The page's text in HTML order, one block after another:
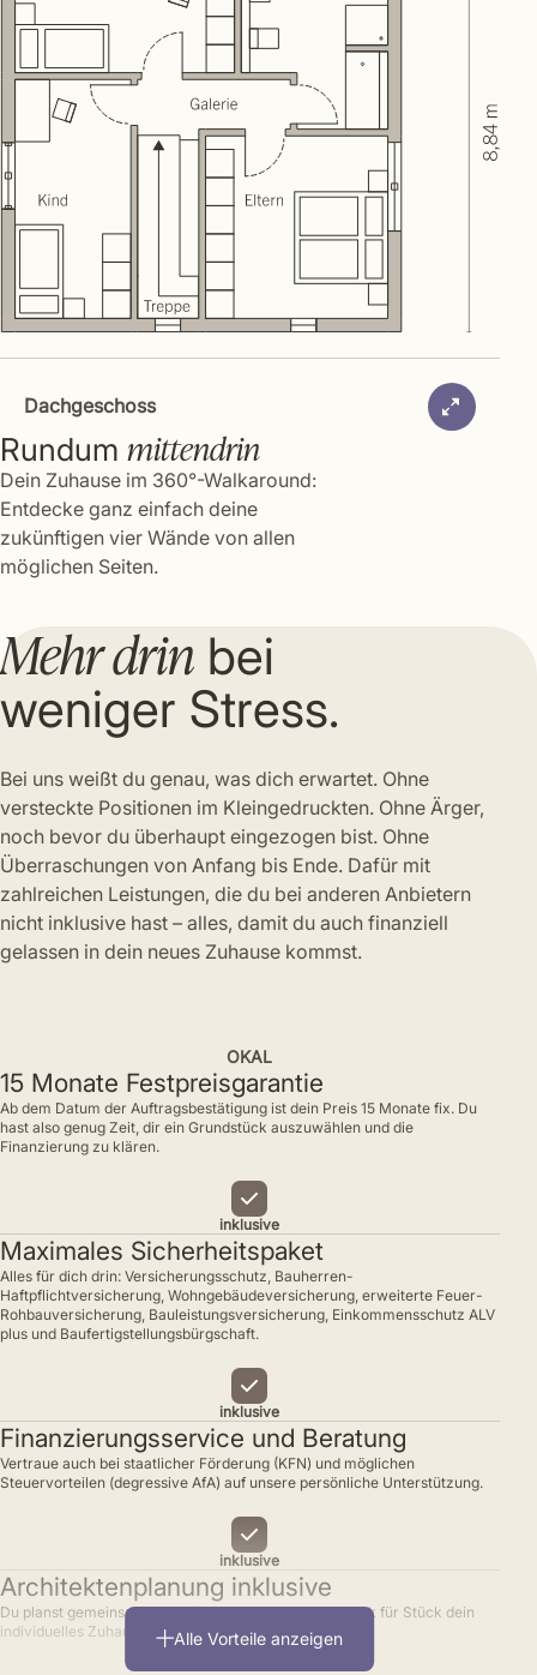
Dachgeschoss
Rundum mittendrin
Dein Zuhause im 360°-Walkaround:
Entdecke ganz einfach deine
zukünftigen vier Wände von allen
möglichen Seiten.
Mehr drin bei
weniger Stress.
Bei uns weißt du genau, was dich erwartet. Ohne
versteckte Positionen im Kleingedruckten. Ohne Ärger,
noch bevor du überhaupt eingezogen bist. Ohne
Überraschungen von Anfang bis Ende. Dafür mit
zahlreichen Leistungen, die du bei anderen Anbietern
nicht inklusive hast – alles, damit du auch finanziell
gelassen in dein neues Zuhause kommst.
OKAL
15 Monate Festpreisgarantie
Ab dem Datum der Auftragsbestätigung ist dein Preis 15 Monate fix. Du
hast also genug Zeit, dir ein Grundstück auszuwählen und die
Finanzierung zu klären.
inklusive
Maximales Sicherheitspaket
Alles für dich drin: Versicherungsschutz, Bauherren-
Haftpflichtversicherung, Wohngebäudeversicherung, erweiterte Feuer-
Rohbauversicherung, Bauleistungsversicherung, Einkommensschutz ALV
plus und Baufertigstellungsbürgschaft.
inklusive
Finanzierungsservice und Beratung
Vertraue auch bei staatlicher Förderung (KFN) und möglichen
Steuervorteilen (degressive AfA) auf unsere persönliche Unterstützung.
inklusive
Architektenplanung inklusive
Du planst gemeinsam mit erfahrenen Architekten Stück für Stück dein
individuelles Zuhause.
Alle Vorteile anzeigen